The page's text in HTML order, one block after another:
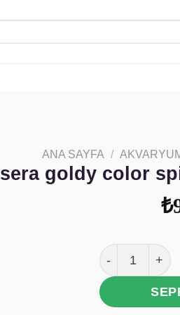
ANA SAYFA /
sera goldy color
₺
sera goldy